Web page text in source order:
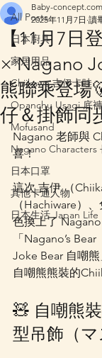
All Posts
日本廚具
家居用品
Chiikawa 吉伊卡哇
Opanchu Usagi 底
Mofusand
Nagano Characters
日本口罩
其他卡通人物
日本生活 Japan Life
【11月7日
× Nagano
熊聯乘登場
仔＆掛飾同
Baby-concept.com
2025年11月7日 讀
Nagano 老師與
喜！
這次 吉伊 （
（Hachiware）
色換上了
「Nagano’s
Joke Bear 自嘲
自嘲熊熊裝的
🧸 自嘲熊
型吊飾（マ